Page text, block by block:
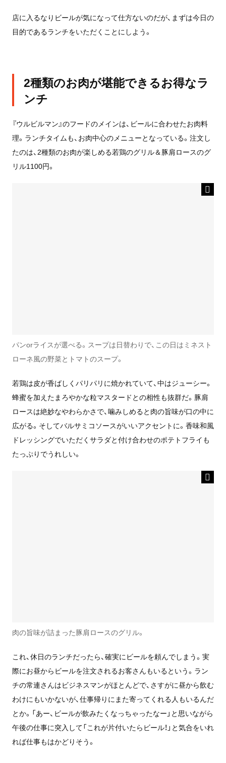
店に入るなりビールが気になって仕方ないのだが、まずは今日の
目的であるランチをいただくことにしよう。
2種類のお肉が堪能できるお得なラ
ンチ
『ウルビルマン』のフードのメインは、ビールに合わせたお肉料
理。ランチタイムも、お肉中心のメニューとなっている。注文し
たのは、2種類のお肉が楽しめる若鶏のグリル＆豚肩ロースのグ
リル1100円。
パンorライスが選べる。スープは日替わりで、この日はミネスト
ローネ風の野菜とトマトのスープ。
若鶏は皮が香ばしくパリパリに焼かれていて、中はジューシー。
蜂蜜を加えたまろやかな粒マスタードとの相性も抜群だ。豚肩
ロースは絶妙なやわらかさで、噛みしめると肉の旨味が口の中に
広がる。そしてバルサミコソースがいいアクセントに。香味和風
ドレッシングでいただくサラダと付け合わせのポテトフライも
たっぷりでうれしい。
肉の旨味が詰まった豚肩ロースのグリル。
これ、休日のランチだったら、確実にビールを頼んでしまう。実
際にお昼からビールを注文されるお客さんもいるという。ラン
チの常連さんはビジネスマンがほとんどで、さすがに昼から飲む
わけにもいかないが、仕事帰りにまた寄ってくれる人もいるんだ
とか。「あー、ビールが飲みたくなっちゃったなー」と思いながら
午後の仕事に突入して「これが片付いたらビール！」と気合をいれ
れば仕事もはかどりそう。